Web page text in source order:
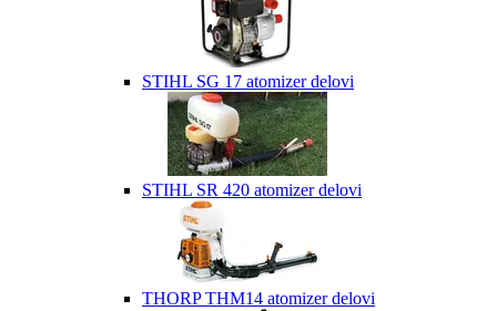
STIHL SG 17 atomizer delovi
STIHL SR 420 atomizer delovi
THORP THM14 atomizer delovi